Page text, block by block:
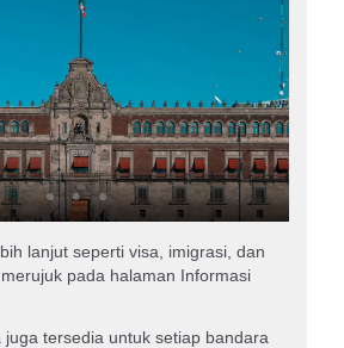
lanjut seperti visa, imigrasi, dan
pada halaman Informasi
juga tersedia untuk setiap bandara